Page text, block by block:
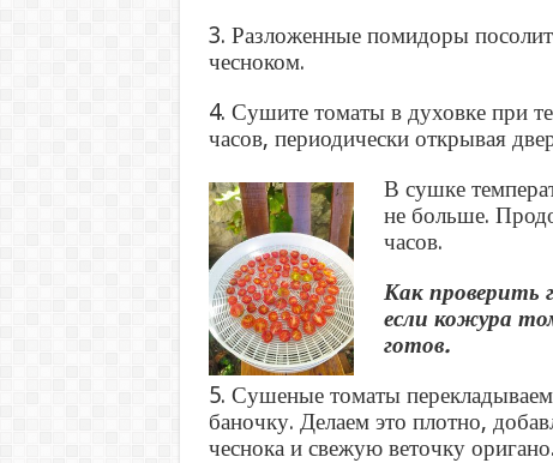
3. Разложенные помидоры
чесноком.
4. Сушите томаты в духовке при
часов, периодически открывая
В сушке
не больше.
часов.
Как проверить
если кожура
готов.
5. Сушеные томаты
баночку. Делаем это плотно,
чеснока и свежую веточку оригано.